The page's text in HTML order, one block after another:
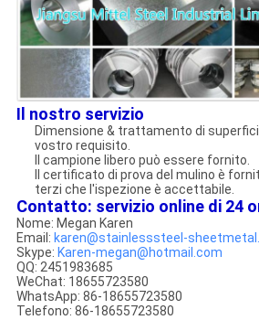
Il nostro servizio
Dimensione & trattamento di
vostro requisito.
Il campione libero può essere fornito.
Il certificato di prova del mulino è
terzi che l'ispezione è accettabile.
Contatto: servizio online di 24
Nome: Megan Karen
Email: karen@stainlesssteel-
Skype: Karen-megan@hotmail.com
QQ: 2451983685
WeChat: 18655723580
WhatsApp: 86-18655723580
Telefono: 86-18655723580